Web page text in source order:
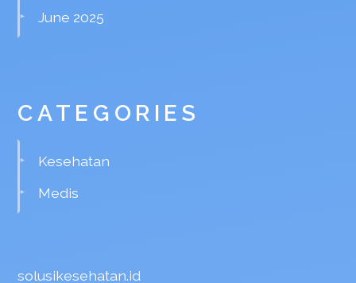
June 2025
CATEGORIES
Kesehatan
Medis
solusikesehatan.id